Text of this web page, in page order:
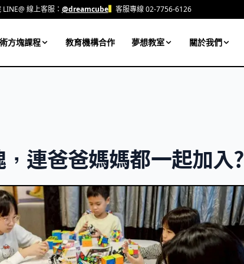
線上客服： @dreamcube▍ 客服專線 02-7756-6126
方塊課程 教育機構合作 夢想教室 關於我們
連爸爸媽媽都一起加入?